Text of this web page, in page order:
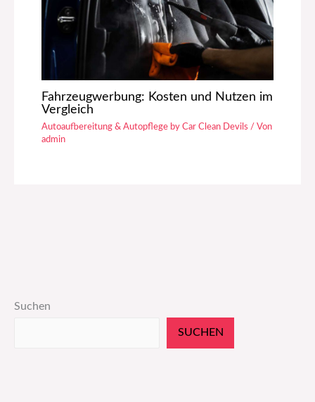
Fahrzeugwerbung: Kosten und Nutzen im
Vergleich
Autoaufbereitung & Autopflege by Car Clean Devils / Von
admin
Suchen
SUCHEN